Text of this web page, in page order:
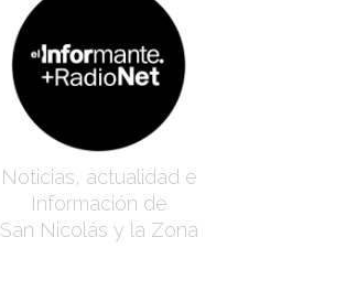
Noticias, actualidad e
Información de
San Nicolás y la Zona